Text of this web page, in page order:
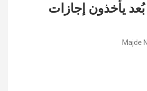
يأخذون إجازات
Majde